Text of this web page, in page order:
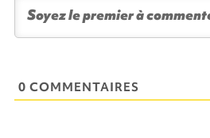
0 COMMENTAIRES